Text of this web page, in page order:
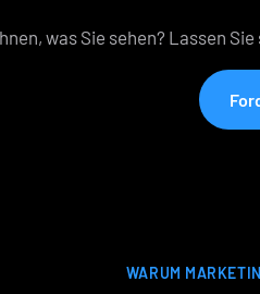
was Sie sehen? Lassen
WARUM